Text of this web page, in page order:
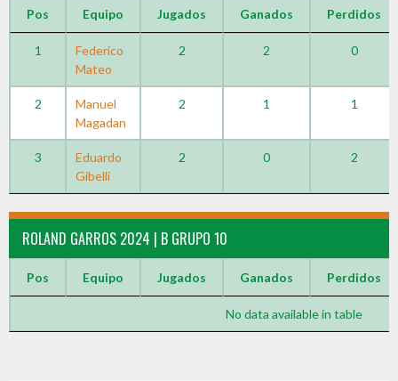
Pos Equipo Jugados Ganados Perdidos
1
Federico
Mateo
2 2 0
2
Manuel
Magadan
2 1 1
3
Eduardo
Gibelli
2 0 2
ROLAND GARROS 2024 | B GRUPO 10
Pos Equipo Jugados Ganados Perdidos
No data available in table